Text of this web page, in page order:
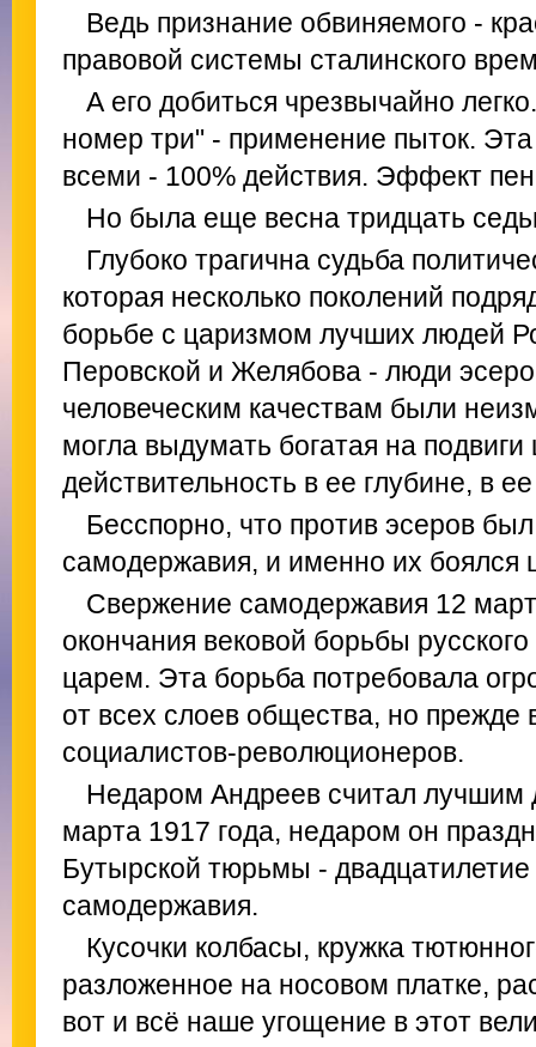
Ведь признание обвиняемого -
правовой системы сталинского
А его добиться чрезвычайно
номер три" - применение пыток.
всеми - 100% действия. Эффект
Но была еще весна тридцать
Глубоко трагична судьба
которая несколько поколений
борьбе с царизмом лучших людей
Перовской и Желябова - люди
человеческим качествам были
могла выдумать богатая на подвиги
действительность в ее глубине, в
Бесспорно, что против эсеров
самодержавия, и именно их боялся
Свержение самодержавия 12
окончания вековой борьбы
царем. Эта борьба потребовала
от всех слоев общества, но прежде
социалистов-революционеров.
Недаром Андреев считал лучшим
марта 1917 года, недаром он
Бутырской тюрьмы -
самодержавия.
Кусочки колбасы, кружка
разложенное на носовом платке,
вот и всё наше угощение в этот